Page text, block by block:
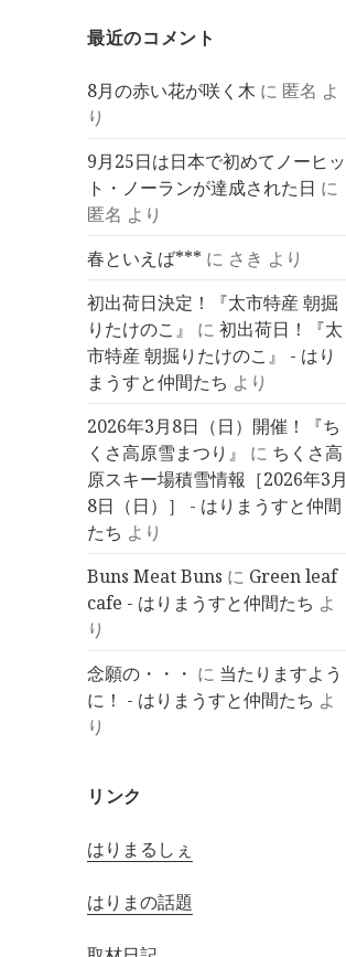
リ
最近のコメント
8月の赤い花が咲く木 に 匿名 よ
り
9月25日は日本で初めてノーヒッ
ト・ノーランが達成された日 に
匿名 より
春といえば*** に さき より
初出荷日決定！『太市特産 朝掘
りたけのこ』
に初出荷日！『太
市特産 朝掘りたけのこ』 - はり
まうすと仲間たち より
2026年3月8日（日）開催！『ち
くさ高原雪まつり』
に ちくさ高
原スキー場積雪情報［2026年3月
8日（日）］ - はりまうすと仲間
たち より
Buns Meat Buns に Green leaf
cafe - はりまうすと仲間たち よ
り
念願の・・・ に 当たりますよう
に！ - はりまうすと仲間たち よ
り
リンク
はりまるしぇ
はりまの話題